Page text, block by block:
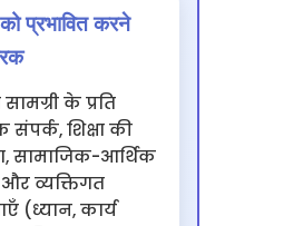
प्रभावित करने
के प्रति
संपर्क, शिक्षा की
सामाजिक-आर्थिक
व्यक्तिगत
(ध्यान, कार्य